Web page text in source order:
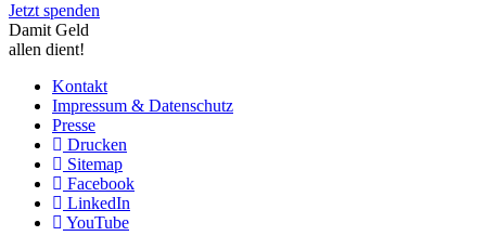
Jetzt spenden
Damit Geld
allen dient!
Kontakt
Impressum & Datenschutz
Presse
Drucken
Sitemap
Facebook
LinkedIn
YouTube